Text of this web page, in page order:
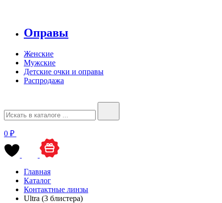
Оправы
Женские
Мужские
Детские очки и оправы
Распродажа
0 ₽
Главная
Каталог
Контактные линзы
Ultra (3 блистера)